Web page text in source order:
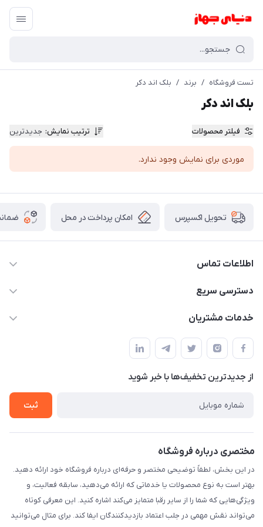
تست فروشگاه / برند / بلک اند دکر
بلک اند دکر
فیلتر محصولات ترتیب نمایش: جدیدترین
موردی برای نمایش وجود ندارد.
تحویل اکسپرس امکان پرداخت در محل
اطلاعات تماس
۰۲۱۰۰۰۰۰۰۰۰
دسترسی سریع
حساب کاربری
لیست محصولات
درباره ما
خدمات مشتریان
قوانین و مقررات
حریم خصوصی
راهنما
از جدید‌ترین تخفیف‌ها با‌ خبر شوید
ثبت
مختصری درباره فروشگاه
در این بخش، لطفاً توضیحی مختصر و حرفه‌ای درباره فروشگاه خود ارائه دهید.
بهتر است به نوع محصولات یا خدماتی که ارائه می‌دهید، سابقه فعالیت، و
ویژگی‌هایی که شما را از سایر رقبا متمایز می‌کند اشاره کنید. این معرفی کوتاه
می‌تواند نقش مهمی در جلب اعتماد بازدیدکنندگان ایفا کند. برای مثال می‌توانید